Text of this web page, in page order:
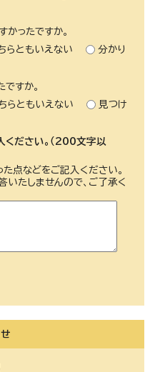
かったですか。
らともいえない
分かり
すか。
らともいえない
見つけ
ください。（200文字以
点などをご記入ください。
いたしませんので、ご了承く